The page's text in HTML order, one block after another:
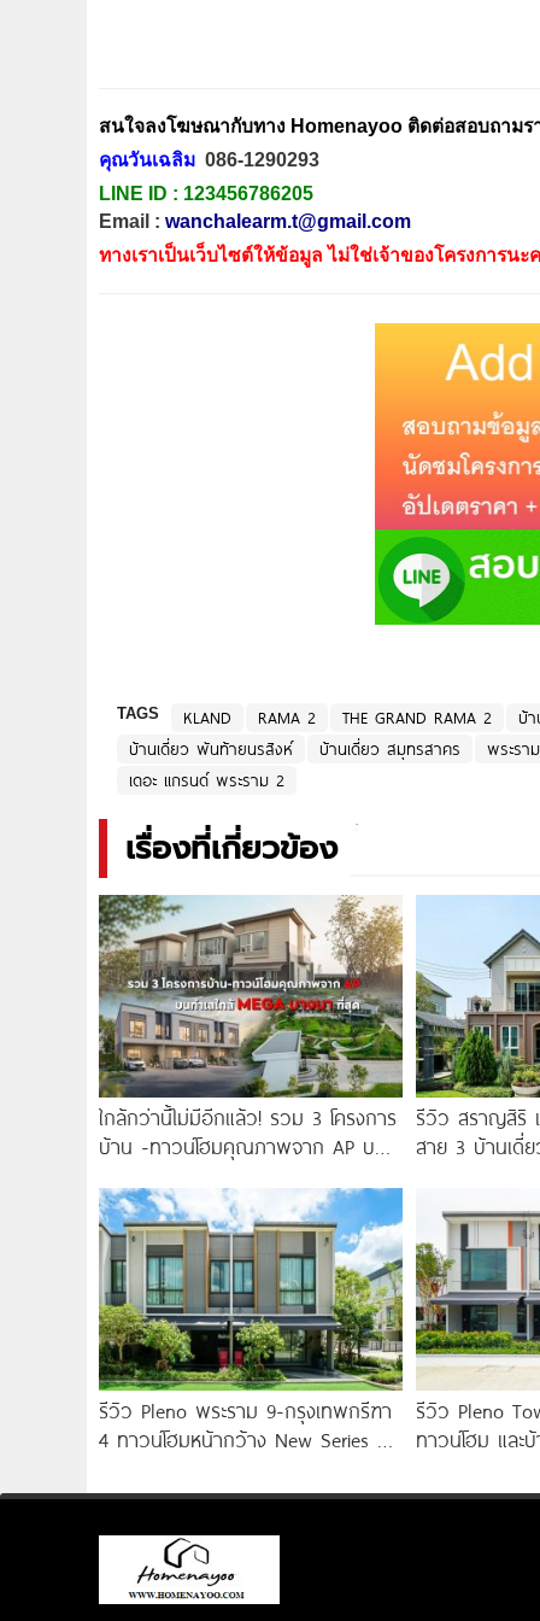
สนใจลงโฆษณากับทาง Homenayoo ติดต่อสอบถามร
คุณวันเฉลิม 086-1290293
LINE ID : 123456786205
Email : wanchalearm.t@gmail.com
ทางเราเป็นเว็บไซต์ให้ข้อมูล ไม่ใช่เจ้าของโครงการนะ
TAGS KLAND RAMA 2 THE GRAND RAMA 2
บ้
บ้านเดี่ยว พันท้ายนรสิงห์
บ้านเดี่ยว สมุทรสาคร
พระรา
เดอะ แกรนด์ พระราม 2
เรื่องที่เกี่ยวข้อง
ใกล้กว่านี้ไม่มีอีกแล้ว! รวม 3 โครงการ
บ้าน -ทาวน์โฮมคุณภาพจาก AP บน
รีวิว สราญสิริ
สาย 3 บ้านเดี่
รีวิว Pleno พระราม 9-กรุงเทพกรีฑา
4 ทาวน์โฮมหน้ากว้าง New Series สุด
รีวิว Pleno
ทาวน์โฮม และ